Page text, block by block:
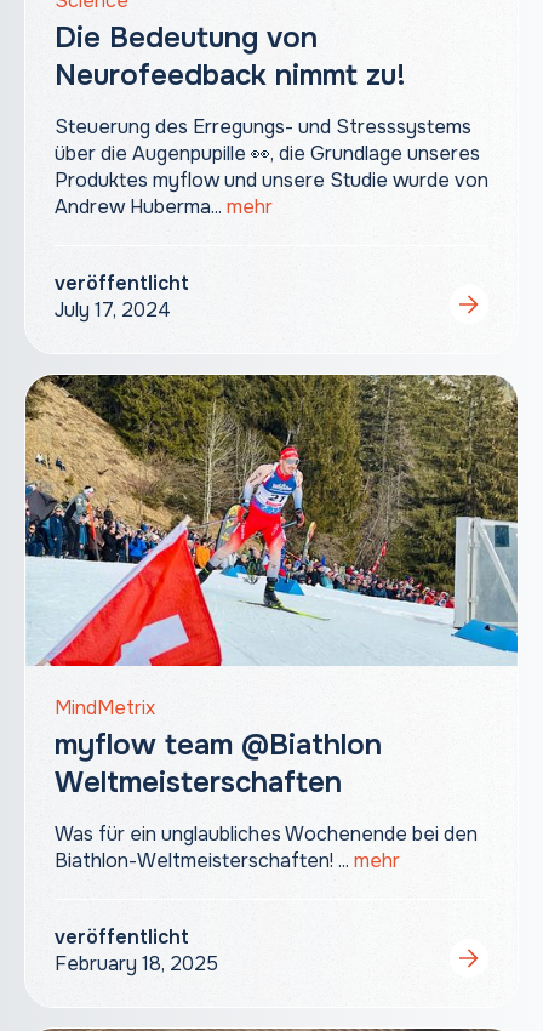
Die Bedeutung von
Neurofeedback nimmt zu!
Steuerung des Erregungs- und Stresssystems
über die Augenpupille 👀, die Grundlage unseres
Produktes myflow und unsere Studie wurde von
Andrew Huberma... mehr
veröffentlicht
July 17, 2024
MindMetrix
myflow team @Biathlon
Weltmeisterschaften
Was für ein unglaubliches Wochenende bei den
Biathlon-Weltmeisterschaften! ... mehr
veröffentlicht
February 18, 2025